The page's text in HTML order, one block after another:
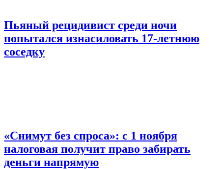
Пьяный рецидивист среди ночи
попытался изнасиловать 17-летнюю
соседку
«Снимут без спроса»: с 1 ноября
налоговая получит право забирать
деньги напрямую